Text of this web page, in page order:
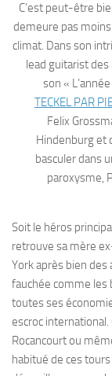
C’est peut-être
demeure pas
climat. Dans son
lead guitarist
son «
TECKEL PAR
Felix
Hindenburg et
basculer dans
paroxysme,
Soit le héros
retrouve sa mère
York après bien des
fauchée comme les
toutes ses
escroc
Rocancourt ou
habitué de ces